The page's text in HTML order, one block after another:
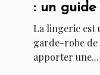
: un
La lingerie est
garde-robe de
apporter une...